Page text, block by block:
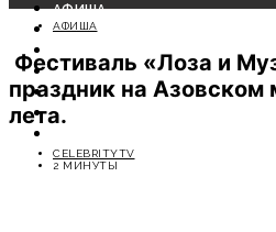
АФИША
СОБЫТИЯ
МОДА
ЛИЧНОСТЬ
ОТДЫХ
АФИША
Фестиваль «Лоза и
праздник на Азовском
лета.
CELEBRITYTV
2 МИНУТЫ